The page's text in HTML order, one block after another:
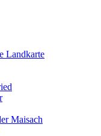
Landkarte
Maisach